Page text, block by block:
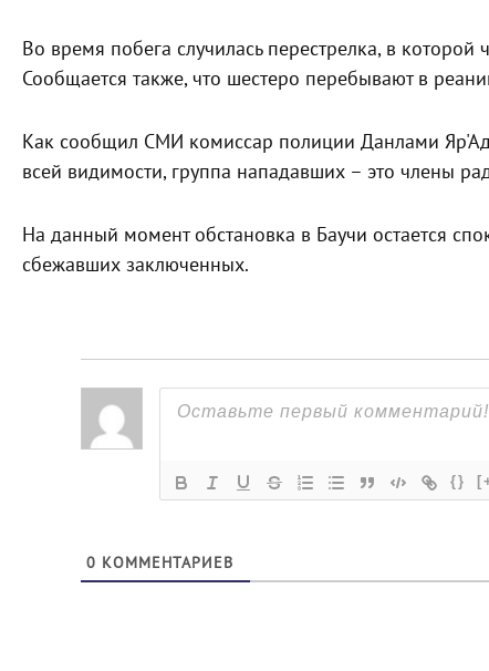
Во время побега случилась перестрелка, в
Сообщается также, что шестеро перебывают в
Как сообщил СМИ комиссар полиции Данлами
всей видимости, группа нападавших – это члены
На данный момент обстановка в Баучи остается
сбежавших заключенных.
{}
0 КОММЕНТАРИЕВ